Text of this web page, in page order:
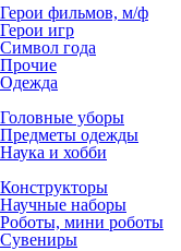
Герои фильмов, м/ф
Герои игр
Символ года
Прочие
Одежда
Головные уборы
Предметы одежды
Наука и хобби
Конструкторы
Научные наборы
Роботы, мини роботы
Сувениры